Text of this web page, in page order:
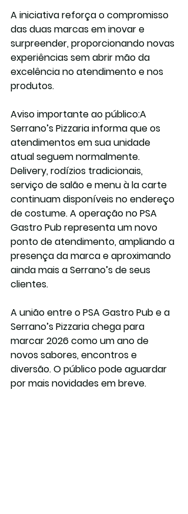
A iniciativa reforça o compromisso
das duas marcas em inovar e
surpreender, proporcionando novas
experiências sem abrir mão da
excelência no atendimento e nos
produtos.
Aviso importante ao público:A
Serrano’s Pizzaria informa que os
atendimentos em sua unidade
atual seguem normalmente.
Delivery, rodízios tradicionais,
serviço de salão e menu à la carte
continuam disponíveis no endereço
de costume. A operação no PSA
Gastro Pub representa um novo
ponto de atendimento, ampliando a
presença da marca e aproximando
ainda mais a Serrano’s de seus
clientes.
A união entre o PSA Gastro Pub e a
Serrano’s Pizzaria chega para
marcar 2026 como um ano de
novos sabores, encontros e
diversão. O público pode aguardar
por mais novidades em breve.